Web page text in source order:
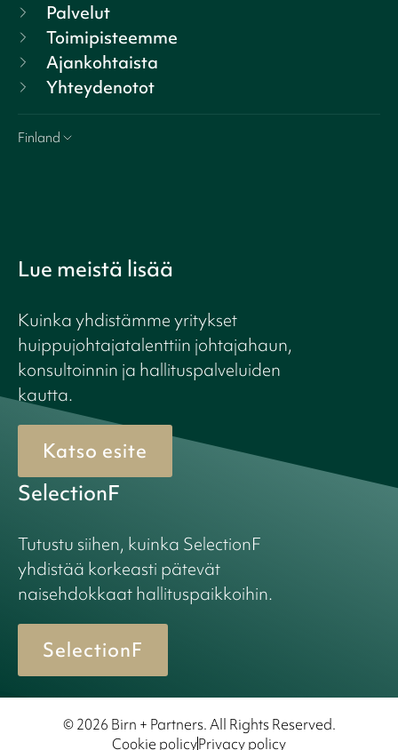
Palvelut
Toimipisteemme
Ajankohtaista
Yhteydenotot
Finland
Lue meistä lisää
Kuinka yhdistämme yritykset
huippujohtajatalenttiin johtajahaun,
konsultoinnin ja hallituspalveluiden
kautta.
Katso esite
SelectionF
Tutustu siihen, kuinka SelectionF
yhdistää korkeasti pätevät
naisehdokkaat hallituspaikkoihin.
SelectionF
© 2026 Birn + Partners. All Rights Reserved.
Cookie policyPrivacy policy